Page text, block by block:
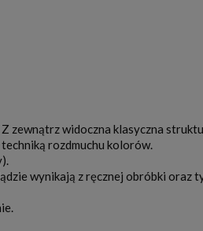
widoczna klasyczna
rozdmuchu kolorów.
wynikają z ręcznej obróbki